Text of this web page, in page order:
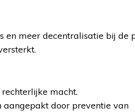
en meer decentralisatie bij de
macht.
door preventie van